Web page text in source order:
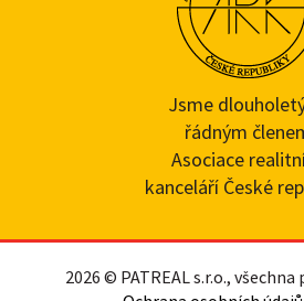
Jsme
řádným
Asociace
kanceláří České
2026 © PATREAL s.r.o.,